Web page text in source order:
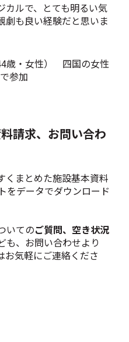
カルで、とても明るい気
劇も良い経験だと思いま
歳・女性） 四国の女性
参加
請求、お問い合わ
くまとめた施設基本資料
をデータでダウンロード
いてのご質問、空き状況
も、お問い合わせより
お気軽にご連絡くださ